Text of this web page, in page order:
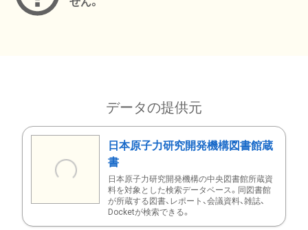
データの提供元
日本原子力研究開発機構図書館蔵
書
日本原子力研究開発機構の中央図書館所蔵資
料を対象とした検索データベース。同図書館
が所蔵する図書、レポート、会議資料、雑誌、
Docketが検索できる。